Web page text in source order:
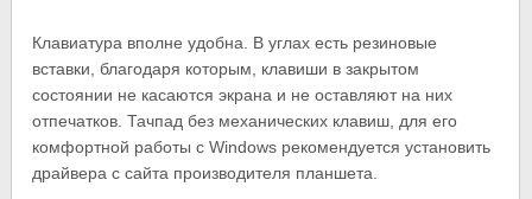
Клавиатура вполне удобна. В углах есть резиновые
вставки, благодаря которым, клавиши в закрытом
состоянии не касаются экрана и не оставляют на них
отпечатков. Тачпад без механических клавиш, для его
комфортной работы с Windows рекомендуется установить
драйвера с сайта производителя планшета.